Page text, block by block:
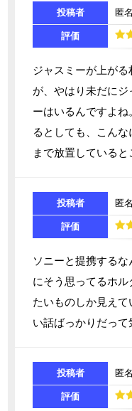
投稿者 匿名
評価
ジャスミーが上が
が、やはり未だに
ーはいるんですよ
るとしても、こん
まで放置していると
投稿者 匿名
評価
ソニーと提携する
にそう思ってるホ
たいものしか見え
い話ばっかりだって
投稿者 匿名
評価